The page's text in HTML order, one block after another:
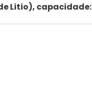
Litio), capacidade: